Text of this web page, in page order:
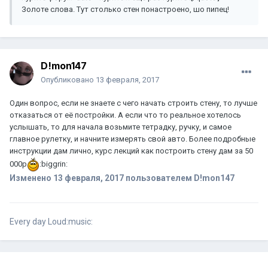
Золоте слова. Тут столько стен понастроено, шо пипец!
D!mon147
Опубликовано 13 февраля, 2017
Один вопрос, если не знаете с чего начать строить стену, то лучше
отказаться от её постройки. А если что то реальное хотелось
услышать, то для начала возьмите тетрадку, ручку, и самое
главное рулетку, и начните измерять свой авто. Более подробные
инструкции дам лично, курс лекций как построить стену дам за 50
000р
:biggrin:
Изменено 13 февраля, 2017 пользователем D!mon147
Every day Loud:music: